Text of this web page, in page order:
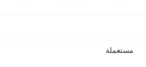
مستعملة